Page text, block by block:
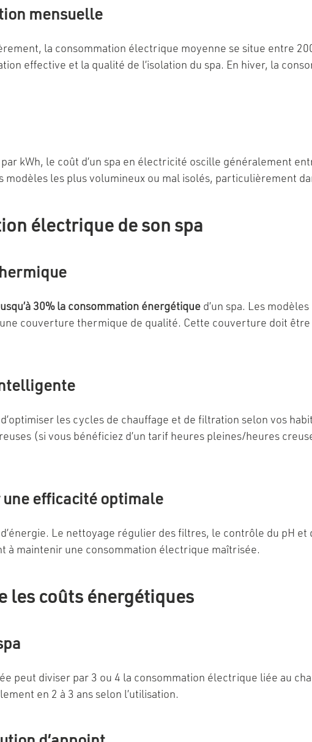
mensuelle
la consommation électrique moyenne se situe entre
effective et la qualité de l’isolation du spa. En hiver, la
kWh, le coût d’un spa en électricité oscille généralement
modèles les plus volumineux ou mal isolés, particulièrement
électrique de son spa
30% la consommation énergétique d’un spa. Les
couverture thermique de qualité. Cette couverture doit
les cycles de chauffage et de filtration selon vos
(si vous bénéficiez d’un tarif heures pleines/heures
efficacité optimale
Le nettoyage régulier des filtres, le contrôle du pH et
à maintenir une consommation électrique maîtrisée.
les coûts énergétiques
peut diviser par 3 ou 4 la consommation électrique liée au
en 2 à 3 ans selon l’utilisation.